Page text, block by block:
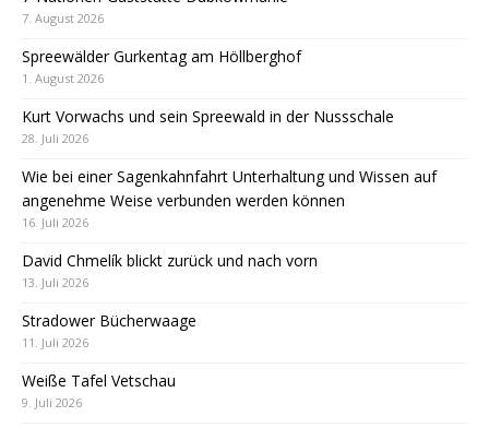
7. August 2026
Spreewälder Gurkentag am Höllberghof
1. August 2026
Kurt Vorwachs und sein Spreewald in der Nussschale
28. Juli 2026
Wie bei einer Sagenkahnfahrt Unterhaltung und Wissen auf
angenehme Weise verbunden werden können
16. Juli 2026
David Chmelík blickt zurück und nach vorn
13. Juli 2026
Stradower Bücherwaage
11. Juli 2026
Weiße Tafel Vetschau
9. Juli 2026